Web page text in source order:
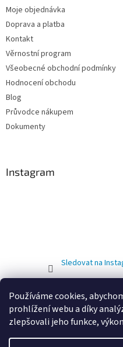
Používáme cookies,
prohlížení webu a díky
zlepšovali jeho funkce,
Moje objednávka
Doprava a platba
Kontakt
Věrnostní program
Všeobecné obchodní podmínky
Hodnocení obchodu
Blog
Průvodce nákupem
Dokumenty
Instagram
Sledovat na